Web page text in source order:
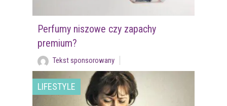
Perfumy niszowe czy zapachy
premium?
Tekst sponsorowany
LIFESTYLE